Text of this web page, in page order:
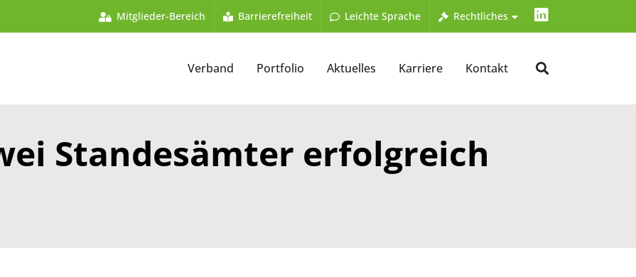
Mitglieder-Bereich Barrierefreiheit Leichte Sprache Rechtliches
Verband Portfolio Aktuelles Karriere Kontakt
Standesämter erfolgreich